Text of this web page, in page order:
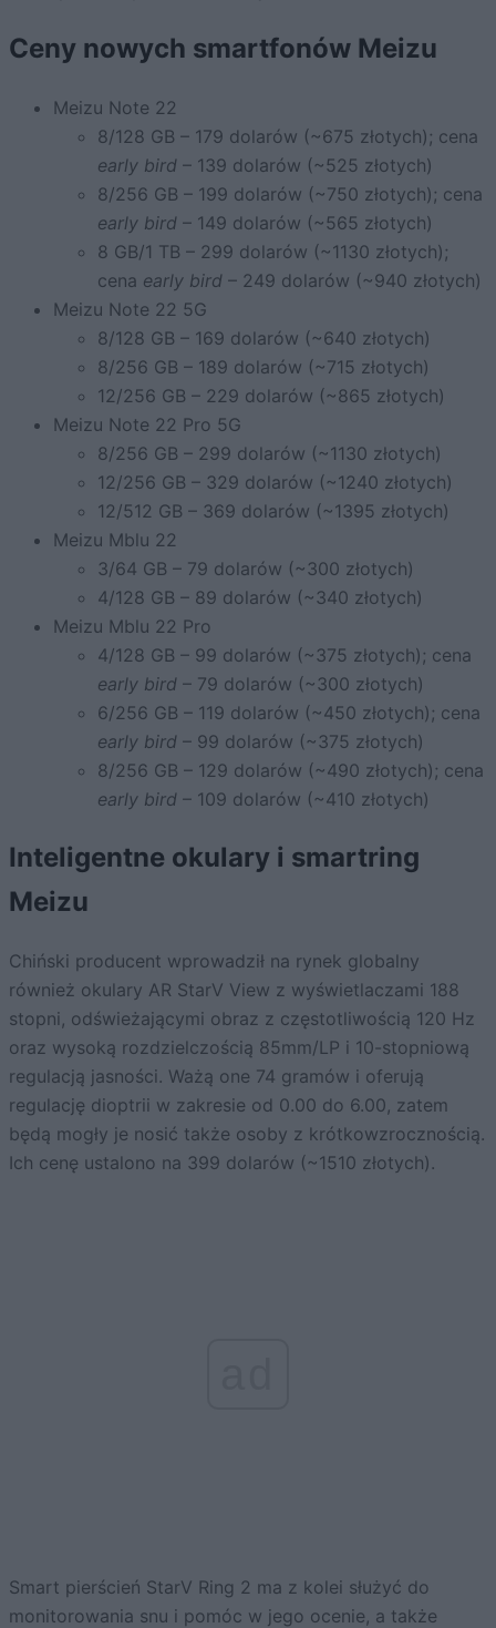
Ceny nowych smartfonów Meizu
Meizu Note 22
8/128 GB – 179 dolarów (~675 złotych); cena
early bird – 139 dolarów (~525 złotych)
8/256 GB – 199 dolarów (~750 złotych); cena
early bird – 149 dolarów (~565 złotych)
8 GB/1 TB – 299 dolarów (~1130 złotych);
cena early bird – 249 dolarów (~940 złotych)
Meizu Note 22 5G
8/128 GB – 169 dolarów (~640 złotych)
8/256 GB – 189 dolarów (~715 złotych)
12/256 GB – 229 dolarów (~865 złotych)
Meizu Note 22 Pro 5G
8/256 GB – 299 dolarów (~1130 złotych)
12/256 GB – 329 dolarów (~1240 złotych)
12/512 GB – 369 dolarów (~1395 złotych)
Meizu Mblu 22
3/64 GB – 79 dolarów (~300 złotych)
4/128 GB – 89 dolarów (~340 złotych)
Meizu Mblu 22 Pro
4/128 GB – 99 dolarów (~375 złotych); cena
early bird – 79 dolarów (~300 złotych)
6/256 GB – 119 dolarów (~450 złotych); cena
early bird – 99 dolarów (~375 złotych)
8/256 GB – 129 dolarów (~490 złotych); cena
early bird – 109 dolarów (~410 złotych)
Inteligentne okulary i smartring
Meizu
Chiński producent wprowadził na rynek globalny
również okulary AR StarV View z wyświetlaczami 188
stopni, odświeżającymi obraz z częstotliwością 120 Hz
oraz wysoką rozdzielczością 85mm/LP i 10-stopniową
regulacją jasności. Ważą one 74 gramów i oferują
regulację dioptrii w zakresie od 0.00 do 6.00, zatem
będą mogły je nosić także osoby z krótkowzrocznością.
Ich cenę ustalono na 399 dolarów (~1510 złotych).
Smart pierścień StarV Ring 2 ma z kolei służyć do
monitorowania snu i pomóc w jego ocenie, a także